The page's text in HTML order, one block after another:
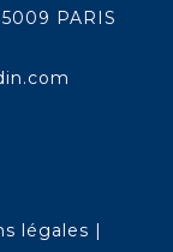
PARIS
légales |